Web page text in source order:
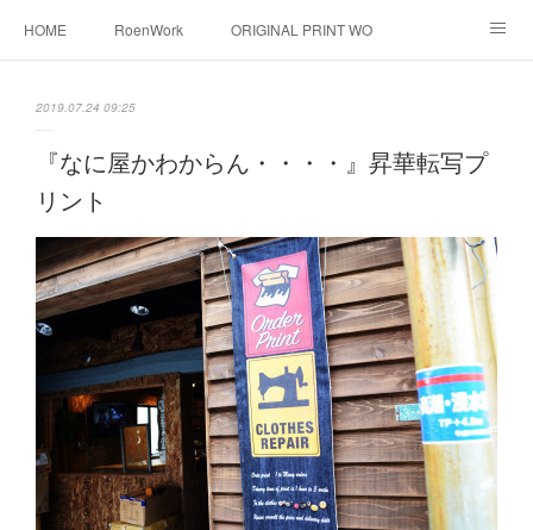
HOME RoenWork ORIGINAL PRINT WORK SHOP
転写（カッティングシート）
シルクスクリーン その他 お問い合わせ
そっくりさんマスク 画像提供方法 メデイア掲載
2019.07.24 09:25
『なに屋かわからん・・・・』昇華転写プ
リント